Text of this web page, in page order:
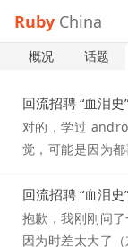
Ruby China
概况 话题
回流招聘 “血泪史”
对的，学过
觉，可能是因为
回流招聘 “血泪史”
抱歉，我刚刚问
因为时差太大了